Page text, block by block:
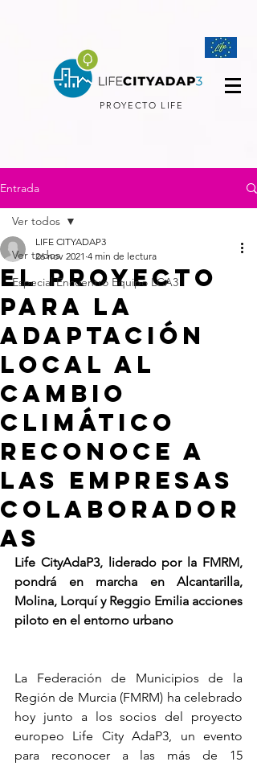
PROYECTO LIFE
Entrada
Ver todos
Especial Encuentro Equipo LCA3
Ver todos
El proyecto
para la
adaptación
local al
Cambio
Climático
reconoce a
las empresas
colaborador
as
LIFE CITYADAP3
26 nov 2021 4 min de lectura
Life CityAdaP3, liderado por la FMRM,
pondrá en marcha en Alcantarilla,
Molina, Lorquí y Reggio Emilia acciones
piloto en el entorno urbano
La Federación de Municipios de la
Región de Murcia (FMRM) ha celebrado
hoy junto a los socios del proyecto
europeo Life City AdaP3, un evento
para reconocer a las más de 15